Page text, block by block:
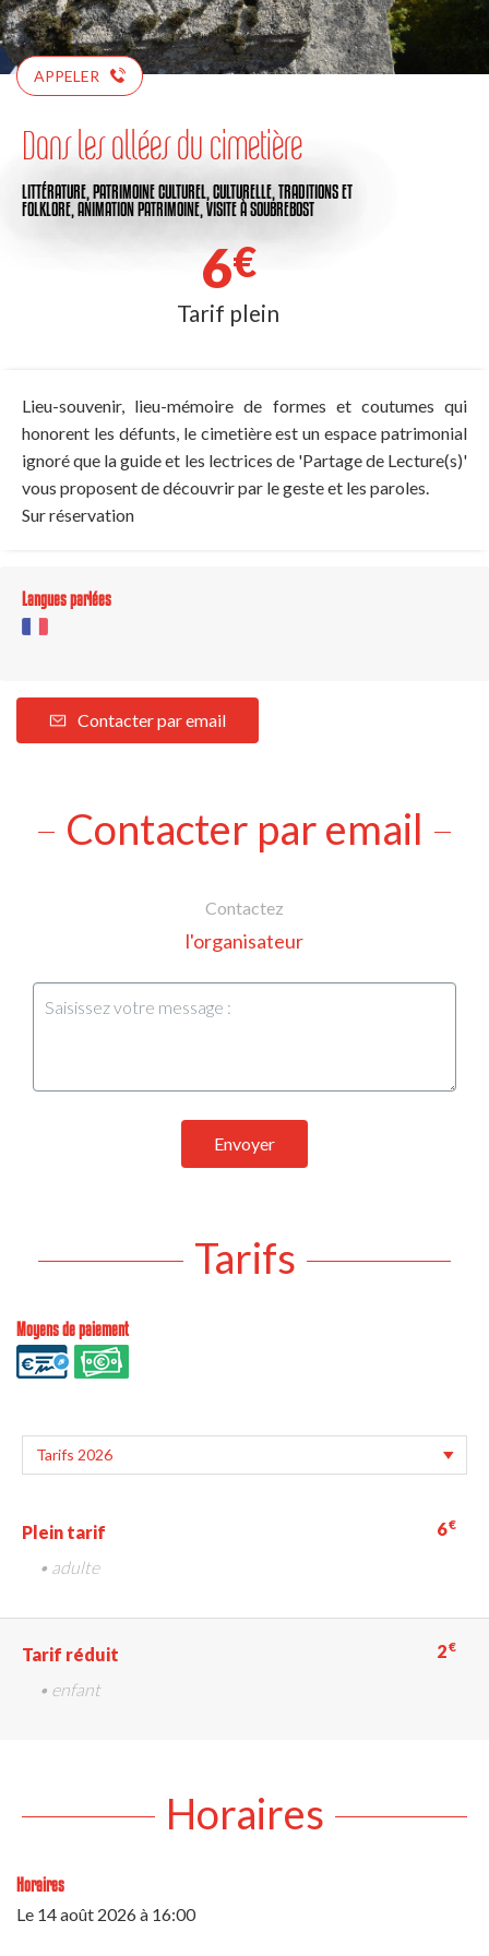
APPELER
Dans les allées du cimetière
LITTÉRATURE, PATRIMOINE CULTUREL, CULTURELLE, TRADITIONS ET
FOLKLORE, ANIMATION PATRIMOINE, VISITEÀ SOUBREBOST
6€
Tarif plein
Lieu-souvenir, lieu-mémoire de formes et coutumes qui
honorent les défunts, le cimetière est un espace patrimonial
ignoré que la guide et les lectrices de 'Partage de Lecture(s)'
vous proposent de découvrir par le geste et les paroles.
Sur réservation
Langues parlées
Contacter par email
Contacter par email
Contactez
l'organisateur
Envoyer
Tarifs
Moyens de paiement
Plein tarif 6€
• adulte
Tarif réduit 2€
• enfant
Horaires
Horaires
Le 14 août 2026à 16:00